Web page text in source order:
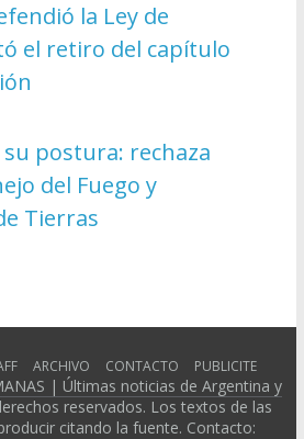
la Ley de
el retiro del capítulo
postura: rechaza
del Fuego y
Tierras
ARCHIVO CONTACTO PUBLICITE
| Últimas noticias de Argentina y
reservados. Los textos de las
citando la fuente. Contacto: